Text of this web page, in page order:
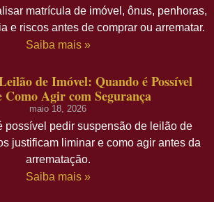
matrícula de imóvel, ônus, penhoras,
e riscos antes de comprar ou arrematar.
Saiba mais »
de Imóvel: Quando é Possível
Como Agir com Segurança
maio 18, 2026
possível pedir suspensão de leilão de
justificam liminar e como agir antes da
arrematação.
Saiba mais »